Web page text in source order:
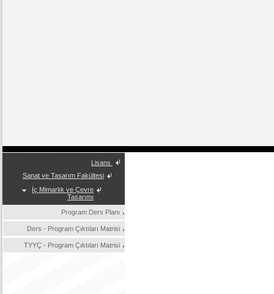
Lisans
Sanat ve Tasarım Fakültesi
İç Mimarlık ve Çevre
Tasarımı
Program Ders Planı
Ders - Program Çıktıları Matrisi
TYYÇ - Program Çıktıları Matrisi